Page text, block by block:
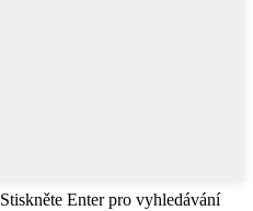
Stiskněte Enter pro vyhledávání